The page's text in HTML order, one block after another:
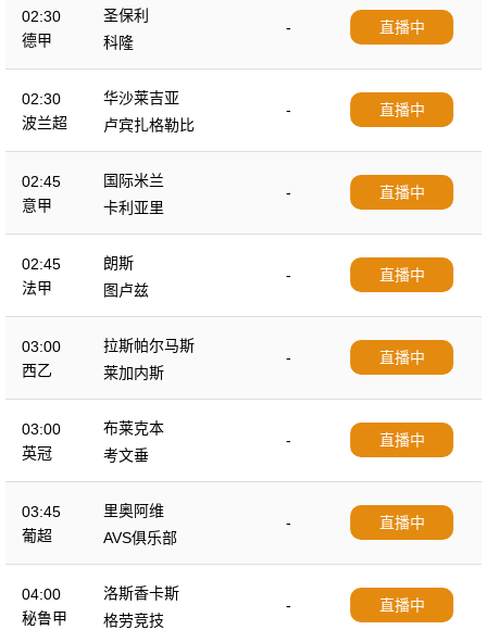
02:30
德甲
圣保利
-
科隆
直播中
02:30
波兰超
华沙莱吉亚
-
卢宾扎格勒比
直播中
02:45
意甲
国际米兰
-
卡利亚里
直播中
02:45
法甲
朗斯
-
图卢兹
直播中
03:00
西乙
拉斯帕尔马斯
-
莱加内斯
直播中
03:00
英冠
布莱克本
-
考文垂
直播中
03:45
葡超
里奥阿维
-
AVS俱乐部
直播中
04:00
秘鲁甲
洛斯香卡斯
-
格劳竞技
直播中